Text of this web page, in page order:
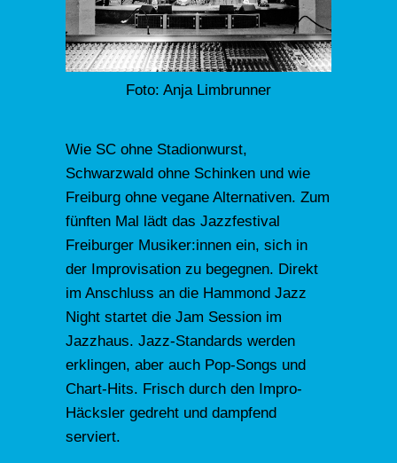
Foto: Anja Limbrunner
Wie SC ohne Stadionwurst,
Schwarzwald ohne Schinken und wie
Freiburg ohne vegane Alternativen. Zum
fünften Mal lädt das Jazzfestival
Freiburger Musiker:innen ein, sich in
der Improvisation zu begegnen. Direkt
im Anschluss an die Hammond Jazz
Night startet die Jam Session im
Jazzhaus. Jazz-Standards werden
erklingen, aber auch Pop-Songs und
Chart-Hits. Frisch durch den Impro-
Häcksler gedreht und dampfend
serviert.